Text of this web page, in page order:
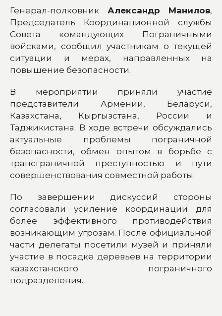
Генерал-полковник Александр Манилов,
Председатель Координационной службы
Совета командующих Пограничными
войсками, сообщил участникам о текущей
ситуации и мерах, направленных на
повышение безопасности.
В мероприятии приняли участие
представители Армении, Беларуси,
Казахстана, Кыргызстана, России и
Таджикистана. В ходе встречи обсуждались
актуальные проблемы пограничной
безопасности, обмен опытом в борьбе с
трансграничной преступностью и пути
совершенствования совместной работы.
По завершении дискуссий стороны
согласовали усиление координации для
более эффективного противодействия
возникающим угрозам. После официальной
части делегаты посетили музей и приняли
участие в посадке деревьев на территории
казахстанского пограничного
подразделения.